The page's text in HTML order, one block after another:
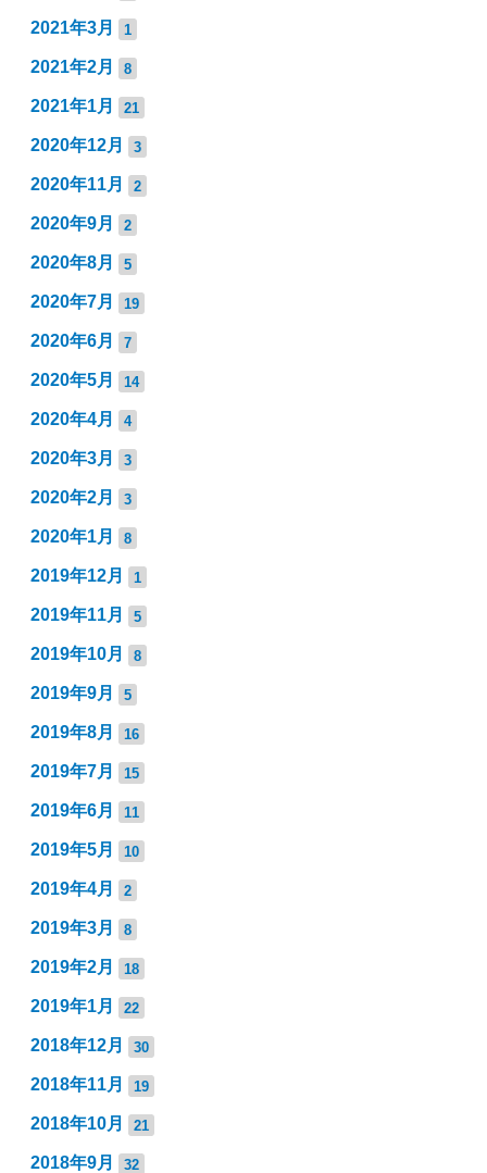
2021年3月 1
2021年2月 8
2021年1月 21
2020年12月 3
2020年11月 2
2020年9月 2
2020年8月 5
2020年7月 19
2020年6月 7
2020年5月 14
2020年4月 4
2020年3月 3
2020年2月 3
2020年1月 8
2019年12月 1
2019年11月 5
2019年10月 8
2019年9月 5
2019年8月 16
2019年7月 15
2019年6月 11
2019年5月 10
2019年4月 2
2019年3月 8
2019年2月 18
2019年1月 22
2018年12月 30
2018年11月 19
2018年10月 21
2018年9月 32